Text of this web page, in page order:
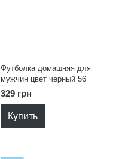
Футболка домашняя для
мужчин цвет черный 56
329 грн
Купить